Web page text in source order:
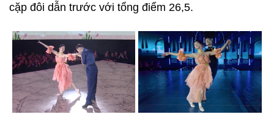
cặp đôi dẫn trước với tổng điểm 26,5.